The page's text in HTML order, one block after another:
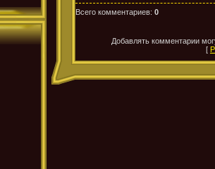
Всего комментариев: 0
Добавлять комментарии
[